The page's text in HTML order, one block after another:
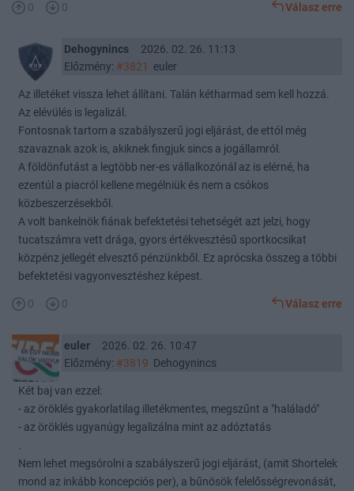
0 0 Válasz erre
Dehogynincs
2026. 02. 26. 11:13
Előzmény: #3821 euler
Az illetéket vissza lehet állítani. Talán kétharmad sem kell hozzá.
Az elévülés is legalizál.
Fontosnak tartom a szabályszerű jogi eljárást, de ettól még
szavaznak azok is, akiknek fingjuk sincs a jogállamról.
A földönfutást a legtöbb ner-es vállalkozónál az is elérné, ha
ezentúl a piacról kellene megélniük és nem a csókos
közbeszerzésekből.
A volt bankelnök fiának befektetési tehetségét azt jelzi, hogy
tucatszámra vett drága, gyors értékvesztésű sportkocsikat
közpénz jellegét elvesztő pénzünkből. Ez aprócska összeg a többi
befektetési vagyonvesztéshez képest.
0 0 Válasz erre
euler
2026. 02. 26. 10:47
Előzmény: #3819 Dehogynincs
Két baj van ezzel:
- az öröklés gyakorlatilag illetékmentes, megszűnt a "haláladó"
- az öröklés ugyanúgy legalizálna mint az adóztatás
.
Nem lehet megsórolni a szabályszerű jogi eljárást, (amit Shortelek
mond az inkább koncepciós per), a bűnösök felelősségrevonását,